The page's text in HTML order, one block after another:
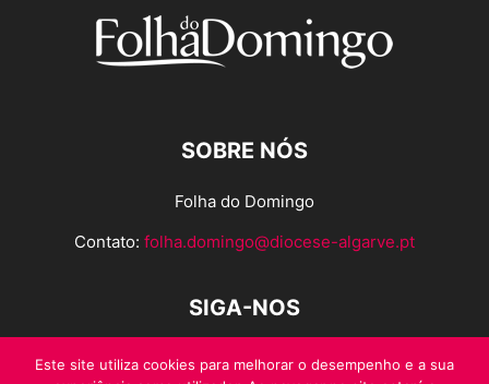
SOBRE NÓS
Folha do Domingo
Contato: folha.domingo@diocese-algarve.pt
SIGA-NOS
Este site utiliza cookies para melhorar o desempenho e a sua